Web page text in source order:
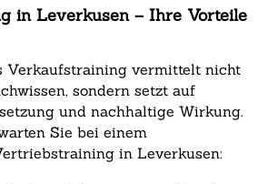
in Leverkusen – Ihre Vorteile
Verkaufstraining vermittelt nicht
sondern setzt auf
und nachhaltige Wirkung.
Sie bei einem
in Leverkusen: